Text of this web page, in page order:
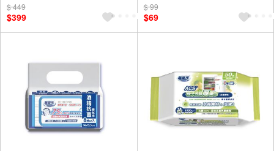
$ 449
$399
$ 99
$69